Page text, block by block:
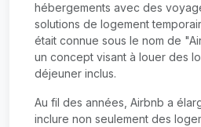
hébergements avec des
solutions de logement
était connue sous le nom de
un concept visant à louer des
déjeuner inclus.
Au fil des années, Airbnb a
inclure non seulement des